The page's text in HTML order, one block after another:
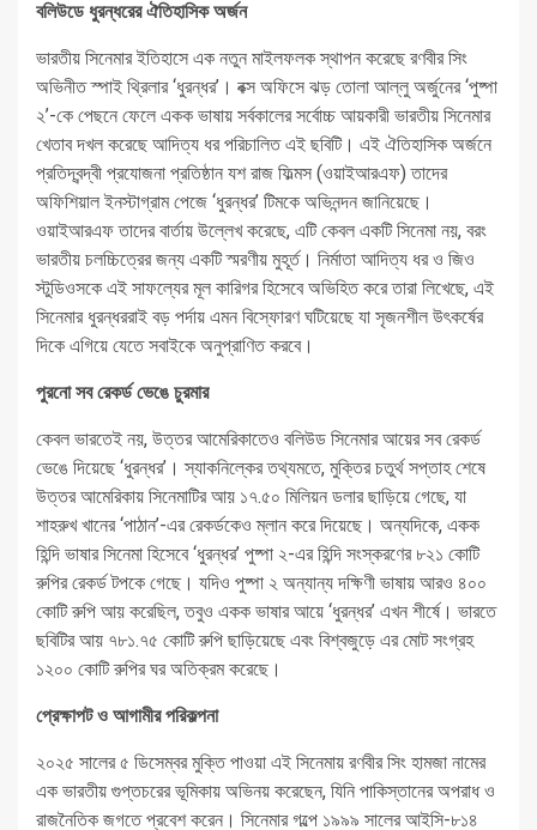
বলিউডে ধুরন্ধরের ঐতিহাসিক অর্জন
ভারতীয় সিনেমার ইতিহাসে এক নতুন মাইলফলক স্থাপন করেছে রণবীর সিং
অভিনীত স্পাই থ্রিলার ‘ধুরন্ধর’। বক্স অফিসে ঝড় তোলা আল্লু অর্জুনের ‘পুষ্পা
২’-কে পেছনে ফেলে একক ভাষায় সর্বকালের সর্বোচ্চ আয়কারী ভারতীয় সিনেমার
খেতাব দখল করেছে আদিত্য ধর পরিচালিত এই ছবিটি। এই ঐতিহাসিক অর্জনে
প্রতিদ্বন্দ্বী প্রযোজনা প্রতিষ্ঠান যশ রাজ ফিল্মস (ওয়াইআরএফ) তাদের
অফিশিয়াল ইনস্টাগ্রাম পেজে ‘ধুরন্ধর’ টিমকে অভিনন্দন জানিয়েছে।
ওয়াইআরএফ তাদের বার্তায় উল্লেখ করেছে, এটি কেবল একটি সিনেমা নয়, বরং
ভারতীয় চলচ্চিত্রের জন্য একটি স্মরণীয় মুহূর্ত। নির্মাতা আদিত্য ধর ও জিও
স্টুডিওসকে এই সাফল্যের মূল কারিগর হিসেবে অভিহিত করে তারা লিখেছে, এই
সিনেমার ধুরন্ধররাই বড় পর্দায় এমন বিস্ফোরণ ঘটিয়েছে যা সৃজনশীল উৎকর্ষের
দিকে এগিয়ে যেতে সবাইকে অনুপ্রাণিত করবে।
পুরনো সব রেকর্ড ভেঙে চুরমার
কেবল ভারতেই নয়, উত্তর আমেরিকাতেও বলিউড সিনেমার আয়ের সব রেকর্ড
ভেঙে দিয়েছে ‘ধুরন্ধর’। স্যাকনিল্কের তথ্যমতে, মুক্তির চতুর্থ সপ্তাহ শেষে
উত্তর আমেরিকায় সিনেমাটির আয় ১৭.৫০ মিলিয়ন ডলার ছাড়িয়ে গেছে, যা
শাহরুখ খানের ‘পাঠান’-এর রেকর্ডকেও ম্লান করে দিয়েছে। অন্যদিকে, একক
হিন্দি ভাষার সিনেমা হিসেবে ‘ধুরন্ধর’ পুষ্পা ২-এর হিন্দি সংস্করণের ৮২১ কোটি
রুপির রেকর্ড টপকে গেছে। যদিও পুষ্পা ২ অন্যান্য দক্ষিণী ভাষায় আরও ৪০০
কোটি রুপি আয় করেছিল, তবুও একক ভাষার আয়ে ‘ধুরন্ধর’ এখন শীর্ষে। ভারতে
ছবিটির আয় ৭৮১.৭৫ কোটি রুপি ছাড়িয়েছে এবং বিশ্বজুড়ে এর মোট সংগ্রহ
১২০০ কোটি রুপির ঘর অতিক্রম করেছে।
প্রেক্ষাপট ও আগামীর পরিকল্পনা
২০২৫ সালের ৫ ডিসেম্বর মুক্তি পাওয়া এই সিনেমায় রণবীর সিং হামজা নামের
এক ভারতীয় গুপ্তচরের ভূমিকায় অভিনয় করেছেন, যিনি পাকিস্তানের অপরাধ ও
রাজনৈতিক জগতে প্রবেশ করেন। সিনেমার গল্পে ১৯৯৯ সালের আইসি-৮১৪